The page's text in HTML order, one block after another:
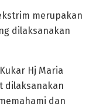
merupakan
dilaksanakan
Hj Maria
dilaksanakan
dan